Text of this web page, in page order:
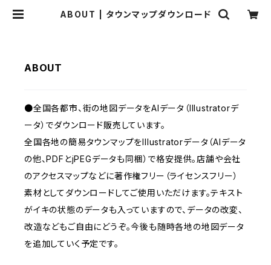
ABOUT | タウンマップダウンロード
ABOUT
●全国各都市、街の地図データをAIデータ（Illustratorデ
ータ）でダウンロード販売しています。
全国各地の簡易タウンマップをIllustratorデータ（AIデータ
の他、PDFとjPEGデータも同梱）で格安提供。店舗や会社
のアクセスマップなどに著作権フリー（ライセンスフリー）
素材としてダウンロードしてご使用いただけます。テキスト
がイキの状態のデータも入っていますので、データの改変、
改造などもご自由にどうぞ。今後も随時各地の地図データ
を追加していく予定です。